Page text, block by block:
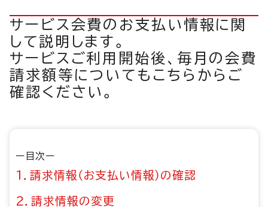
サービス会費のお支払い情報に関
して説明します。
サービスご利用開始後、毎月の会費
請求額等についてもこちらからご
確認ください。
ー目次ー
１．請求情報（お支払い情報）の確認
２．請求情報の変更